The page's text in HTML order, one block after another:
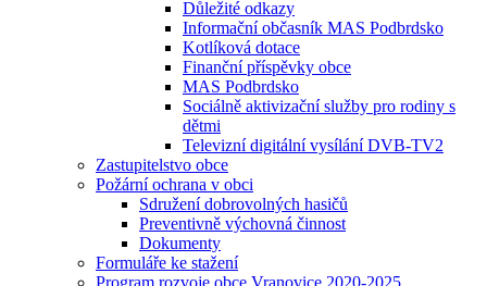
Důležité odkazy
Informační občasník MAS Podbrdsko
Kotlíková dotace
Finanční příspěvky obce
MAS Podbrdsko
Sociálně aktivizační služby pro rodiny s
dětmi
Televizní digitální vysílání DVB-TV2
Zastupitelstvo obce
Požární ochrana v obci
Sdružení dobrovolných hasičů
Preventivně výchovná činnost
Dokumenty
Formuláře ke stažení
Program rozvoje obce Vranovice 2020-2025